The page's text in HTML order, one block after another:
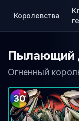
Королевства
Пылающий
Огненный
30